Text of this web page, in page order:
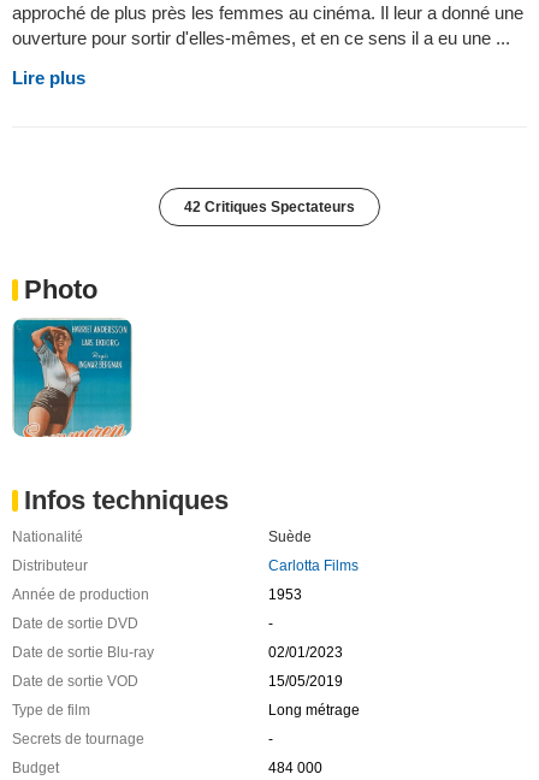
approché de plus près les femmes au cinéma. Il leur a donné une
ouverture pour sortir d'elles-mêmes, et en ce sens il a eu une ...
Lire plus
42 Critiques Spectateurs
Photo
Infos techniques
Nationalité
Suède
Distributeur
Carlotta Films
Année de production
1953
Date de sortie DVD
-
Date de sortie Blu-ray
02/01/2023
Date de sortie VOD
15/05/2019
Type de film
Long métrage
Secrets de tournage
-
Budget
484 000